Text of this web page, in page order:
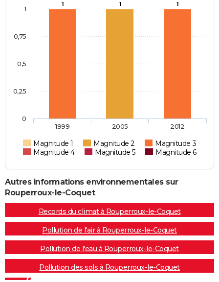
1 1 1
Magnitude 1 Magnitude 2
Magnitude 3
Magnitude 4
Magnitude 5 Magnitude 6
1999 2005 2012
0
0,25
0,5
0,75
1
Autres informations environnementales sur
Rouperroux-le-Coquet
Records du climat à Rouperroux-le-Coquet
Pollution de l'air à Rouperroux-le-Coquet
Pollution de l'eau à Rouperroux-le-Coquet
Pollution des sols à Rouperroux-le-Coquet